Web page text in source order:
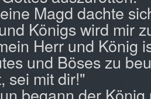
Magd dachte
Königs wird mir
Herr und König
und Böses zu
sei mit dir!"